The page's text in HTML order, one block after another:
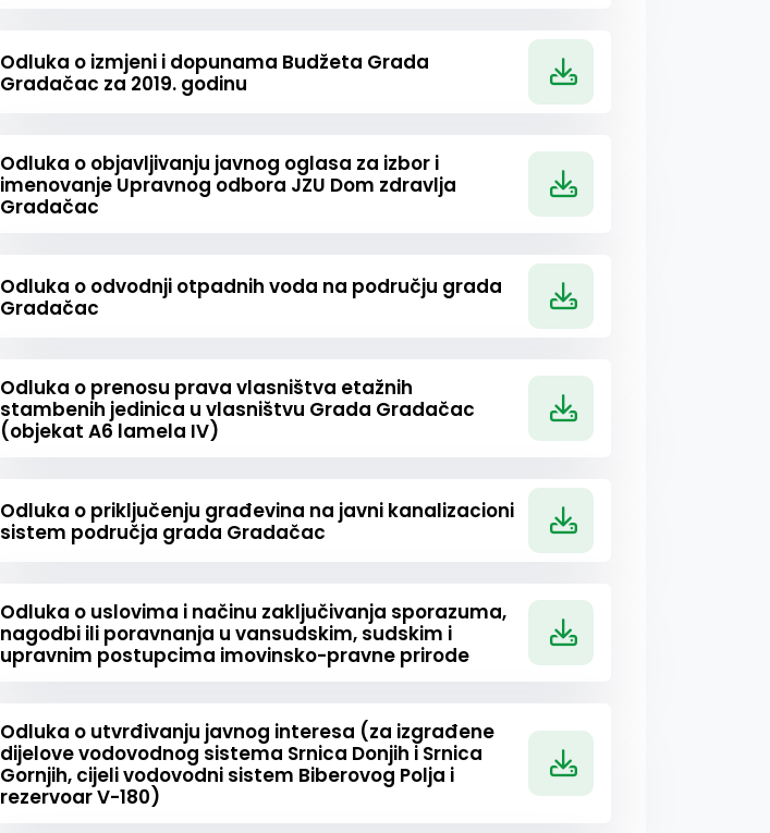
Odluka o izmjeni i dopunama Budžeta Grada
Gradačac za 2019. godinu
Odluka o objavljivanju javnog oglasa za izbor i
imenovanje Upravnog odbora JZU Dom zdravlja
Gradačac
Odluka o odvodnji otpadnih voda na području grada
Gradačac
Odluka o prenosu prava vlasništva etažnih
stambenih jedinica u vlasništvu Grada Gradačac
(objekat A6 lamela IV)
Odluka o priključenju građevina na javni kanalizacioni
sistem područja grada Gradačac
Odluka o uslovima i načinu zaključivanja sporazuma,
nagodbi ili poravnanja u vansudskim, sudskim i
upravnim postupcima imovinsko-pravne prirode
Odluka o utvrđivanju javnog interesa (za izgrađene
dijelove vodovodnog sistema Srnica Donjih i Srnica
Gornjih, cijeli vodovodni sistem Biberovog Polja i
rezervoar V-180)